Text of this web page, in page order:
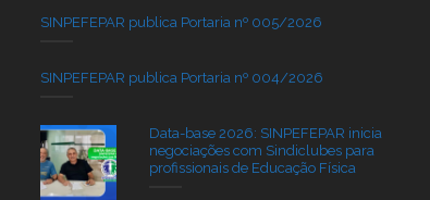
SINPEFEPAR publica Portaria nº 005/2026
SINPEFEPAR publica Portaria nº 004/2026
Data-base 2026: SINPEFEPAR inicia
negociações com Sindiclubes para
profissionais de Educação Física